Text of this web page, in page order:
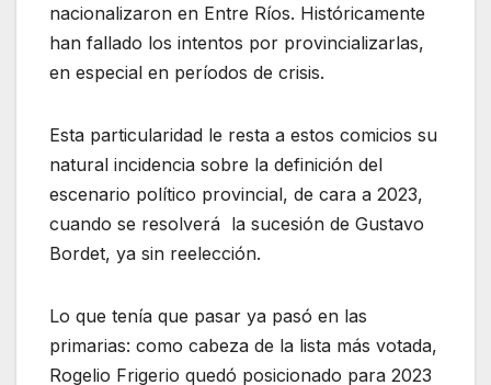
nacionalizaron en Entre Ríos. Históricamente
han fallado los intentos por provincializarlas,
en especial en períodos de crisis.
Esta particularidad le resta a estos comicios su
natural incidencia sobre la definición del
escenario político provincial, de cara a 2023,
cuando se resolverá la sucesión de Gustavo
Bordet, ya sin reelección.
Lo que tenía que pasar ya pasó en las
primarias: como cabeza de la lista más votada,
Rogelio Frigerio quedó posicionado para 2023